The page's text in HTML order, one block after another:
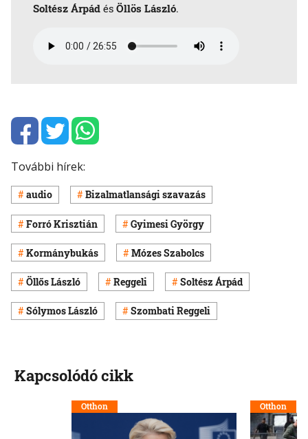
Soltész Árpád és Öllös László.
További hírek:
audio Bizalmatlansági szavazás
Forró Krisztián Gyimesi György
Kormánybukás Mózes Szabolcs
Öllős László Reggeli Soltész Árpád
Sólymos László Szombati Reggeli
Kapcsolódó cikk
Otthon Otthon